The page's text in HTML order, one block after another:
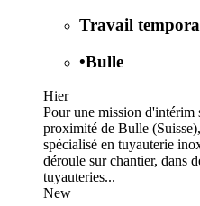
Travail
•Bulle
Hier
Pour une mission d'intérim
proximité de Bulle
spécialisé en tuyauterie
déroule sur chantier, dans
tuyauteries...
New